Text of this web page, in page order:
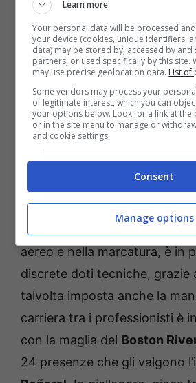
nell’arco dell’ultima stagione
Pisacane. Il primo tentativo
dunque respinto al mittente,
prossimi giorni si tenterà un
Chi è Juan
Cagliari
Rodríguezè un difensore
1,90 metri. Giocatore fisico,
aereo e nella marcatura, è in
discrete doti tecniche, grazie
talvolta imposta anche la
carriera tra i professionisti è
con la maglia del Boston
24 presenze che gli valgono
Learn more
Your personal data will be processed
your device (cookies, unique identifiers,
data) may be stored by, accessed by and
partners, or used specifically by this site.
may use precise geolocation data. List of
Some vendors may process your
of legitimate interest, which you can
your options below. Look for a link at
or in the site menu to manage or
and cookie settings.
Consent
Manage options